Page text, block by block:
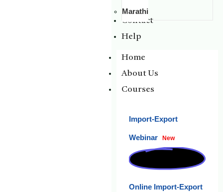
Marathi
Contact
Help
Home
About Us
Courses
Import-Export
Webinar New
Online Import-Export